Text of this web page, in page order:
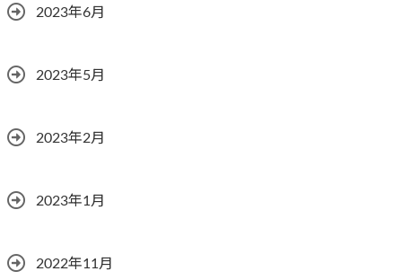
2023年6月
2023年5月
2023年2月
2023年1月
2022年11月